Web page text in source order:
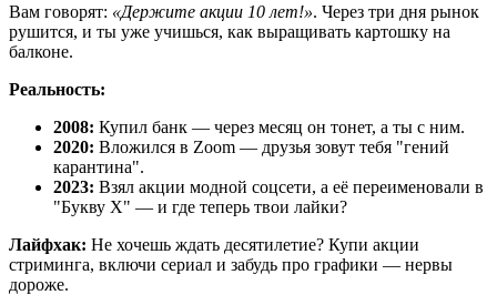
Вам говорят: «Держите акции 10 лет!». Через три дня рынок
рушится, и ты уже учишься, как выращивать картошку на
балконе.
Реальность:
2008: Купил банк — через месяц он тонет, а ты с ним.
2020: Вложился в Zoom — друзья зовут тебя "гений
карантина".
2023: Взял акции модной соцсети, а её переименовали в
"Букву X" — и где теперь твои лайки?
Лайфхак: Не хочешь ждать десятилетие? Купи акции
стриминга, включи сериал и забудь про графики — нервы
дороже.